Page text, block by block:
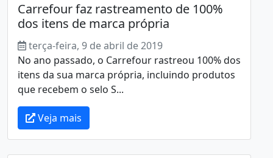
Carrefour faz rastreamento de 100%
dos itens de marca própria
terça-feira, 9 de abril de 2019
No ano passado, o Carrefour rastreou 100% dos
itens da sua marca própria, incluindo produtos
que recebem o selo S...
Veja mais